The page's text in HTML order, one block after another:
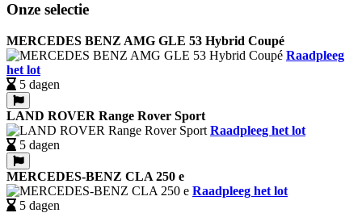
Onze selectie
MERCEDES BENZ AMG GLE 53 Hybrid Coupé
Raadpleeg
het lot
5 dagen
LAND ROVER Range Rover Sport
Raadpleeg het lot
5 dagen
MERCEDES-BENZ CLA 250 e
Raadpleeg het lot
5 dagen